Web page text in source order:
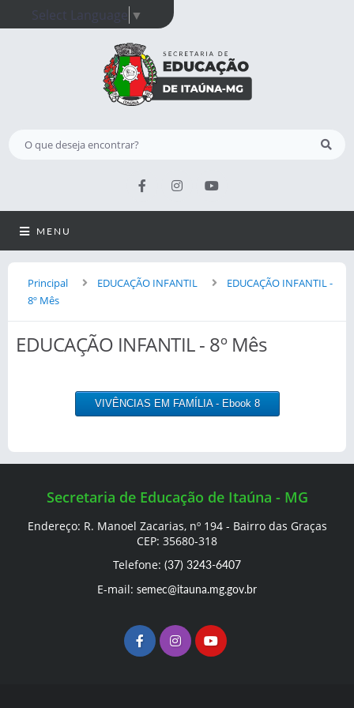
Select Language ▼
MENU
Principal EDUCAÇÃO INFANTIL
EDUCAÇÃO INFANTIL -
8º Mês
EDUCAÇÃO INFANTIL - 8º Mês
VIVÊNCIAS EM FAMÍLIA - Ebook 8
Secretaria de Educação de Itaúna - MG
Endereço: R. Manoel Zacarias, nº 194 - Bairro das Graças
CEP: 35680-318
Telefone: (37) 3243-6407
E-mail: semec@itauna.mg.gov.br